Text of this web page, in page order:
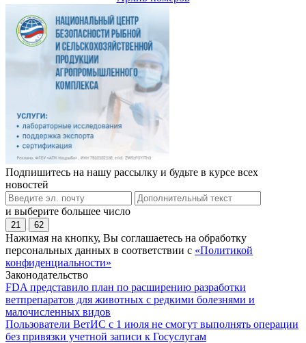
Подпишитесь на нашу рассылку и будьте в курсе всех
новостей
и выберите большее число
21 62
Нажимая на кнопку, Вы соглашаетесь на обработку
персональных данных в соответствии с «Политикой
конфиденциальности»
Законодательство
FDA представило план по расширению разработки
ветпрепаратов для животных с редкими болезнями и
малочисленных видов
Пользователи ВетИС с 1 июля не смогут выполнять операции
без привязки учетной записи к Госуслугам